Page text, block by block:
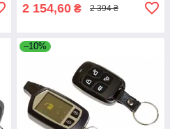
2 154,60 ₴ 2 394 ₴
–10%